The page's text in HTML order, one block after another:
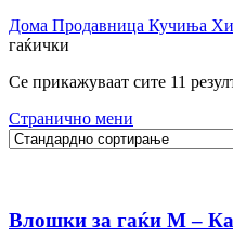
Дома Продавница Кучиња
гаќички
Се прикажуваат сите 11
Странично мени
Влошки за гаќи M –